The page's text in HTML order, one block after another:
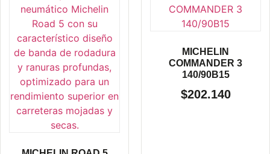
MICHELIN
COMMANDER 3
140/90B15
$202.140